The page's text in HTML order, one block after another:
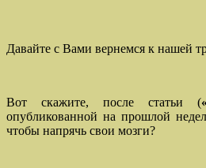
Давайте с Вами вернемся к нашей
Вот скажите, после статьи (
опубликованной на прошлой
чтобы напрячь свои мозги?